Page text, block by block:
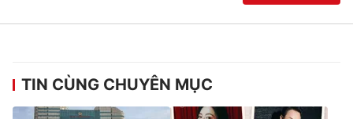
TIN CÙNG CHUYÊN MỤC